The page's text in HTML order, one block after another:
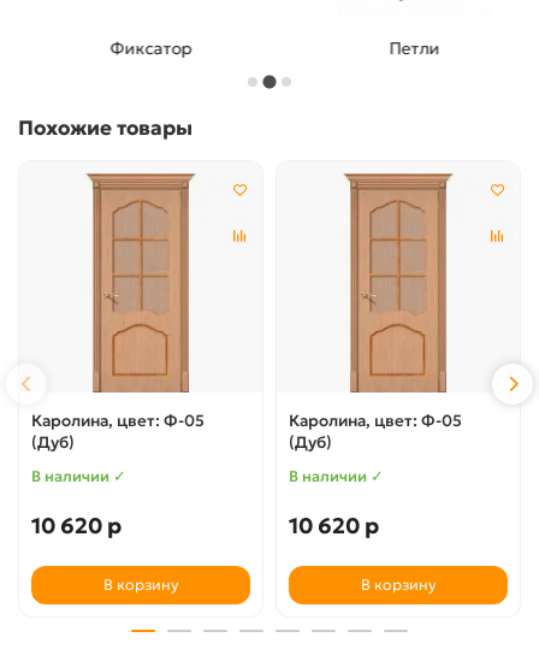
Фиксатор Петли
Похожие товары
Каролина, цвет: Ф-05
(Дуб)
В наличии ✓
10 620 р
В корзину
Каролина, цвет: Ф-05
(Дуб)
В наличии ✓
10 620 р
В корзину